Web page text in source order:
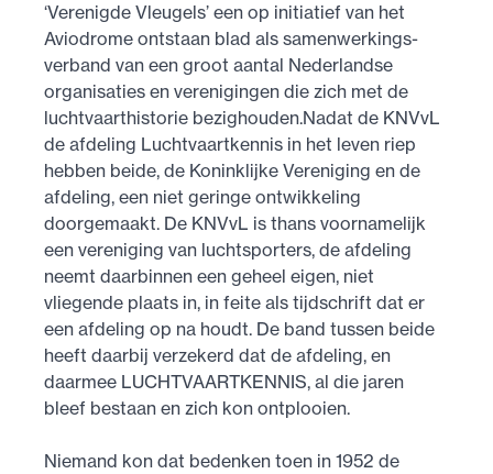
‘Verenigde Vleugels’ een op initiatief van het
Aviodrome ontstaan blad als samen­werkings­
verband van een groot aantal Nederlandse
organisaties en verenigingen die zich met de
luchtvaarthistorie bezighouden.Nadat de KNVvL
de afdeling Luchtvaartkennis in het leven riep
hebben beide, de Koninklijke Vereniging en de
afdeling, een niet geringe ontwikkeling
doorgemaakt. De KNVvL is thans voornamelijk
een vereniging van luchtsporters, de afdeling
neemt daarbinnen een geheel eigen, niet
vliegende plaats in, in feite als tijdschrift dat er
een afdeling op na houdt. De band tussen beide
heeft daarbij verzekerd dat de afdeling, en
daarmee LUCHT­VAART­KENNIS, al die jaren
bleef bestaan en zich kon ontplooien.
Niemand kon dat bedenken toen in 1952 de